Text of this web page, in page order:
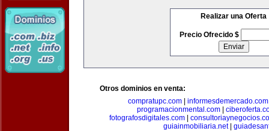
Realizar una Oferta
Precio Ofrecido $
Otros dominios en venta:
compratupc.com
informesdemercado.com
programacionmental.com|
fotografosdigitales.com
guiainmobiliaria.net|